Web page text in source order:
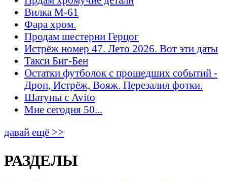
Вилка М-61
Фара хром.
Продам шестерни Герцог
Истрёж номер 47. Лето 2026. Вот эти даты
Такси Биг-Бен
Остатки футболок с прошедших событий -
Дроп, Истрёж, Вояж. Перезалил фотки.
Шатуны с Avito
Мне сегодня 50...
давай ещё >>
РАЗДЕЛЫ